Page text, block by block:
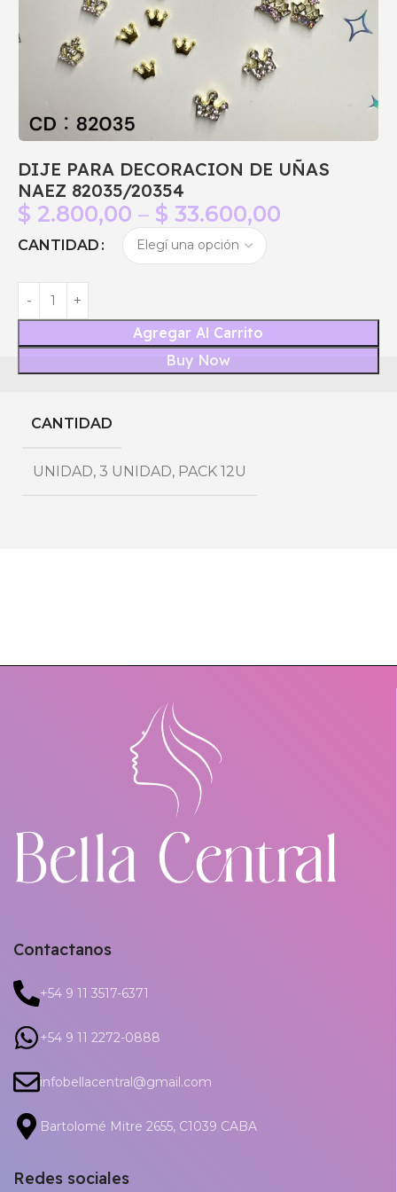
DIJE PARA DECORACION DE UÑAS
NAEZ 82035/20354
$ 2.800,00 – $ 33.600,00
CANTIDAD
Agregar Al Carrito
Buy Now
CANTIDAD
UNIDAD, 3 UNIDAD, PACK 12U
Contactanos
+54 9 11 3517-6371
+54 9 11 2272-0888
infobellacentral@gmail.com
Bartolomé Mitre 2655, C1039 CABA
Redes sociales